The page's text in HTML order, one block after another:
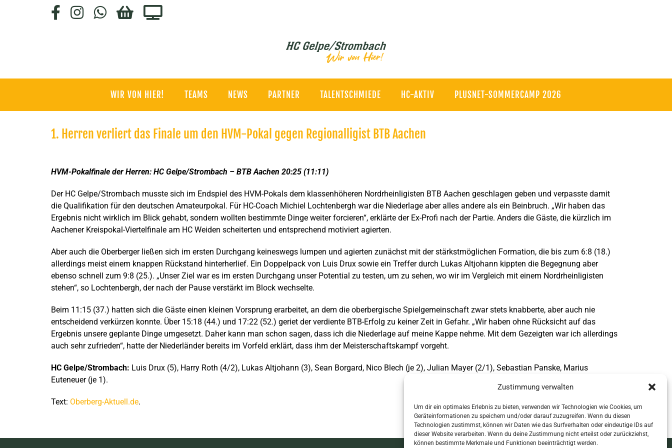
Zustimmung verwalten
Um dir ein optimales Erlebnis zu bieten, verwenden wir Technologien wie Cookies, um
Geräteinformationen zu speichern und/oder darauf zuzugreifen. Wenn du diesen
Technologien zustimmst, können wir Daten wie das Surfverhalten oder eindeutige IDs auf
dieser Website verarbeiten. Wenn du deine Zustimmung nicht erteilst oder zurückziehst,
können bestimmte Merkmale und Funktionen beeinträchtigt werden.
Facebook
Instagram
WhatsApp
HC-Staige.tv
WIR VON HIER! TEAMS NEWS PARTNER TALENTSCHMIEDE HC-AKTIV PLUSNET-SOMMERCAMP 2026
1. Herren verliert das Finale um den HVM-Pokal gegen Regionalligist BTB Aachen
grösseres
HVM-Pokalfinale der Herren: HC Gelpe/Strombach – BTB Aachen 20:25 (11:11)
Der HC Gelpe/Strombach musste sich im Endspiel des HVM-Pokals dem klassenhöheren Nordrheinligisten BTB Aachen geschlagen geben und verpasste damit
die Qualifikation für den deutschen Amateurpokal. Für HC-Coach Michiel Lochtenbergh war die Niederlage aber alles andere als ein Beinbruch. „Wir haben das
Ergebnis nicht wirklich im Blick gehabt, sondern wollten bestimmte Dinge weiter forcieren“, erklärte der Ex-Profi nach der Partie. Anders die Gäste, die kürzlich im
Aachener Kreispokal-Viertelfinale am HC Weiden scheiterten und entsprechend motiviert agierten.
Aber auch die Oberberger ließen sich im ersten Durchgang keineswegs lumpen und agierten zunächst mit der stärkstmöglichen Formation, die bis zum 6:8 (18.)
allerdings meist einem knappen Rückstand hinterherlief. Ein Doppelpack von Luis Drux sowie ein Treffer durch Lukas Altjohann kippten die Begegnung aber
ebenso schnell zum 9:8 (25.). „Unser Ziel war es im ersten Durchgang unser Potential zu testen, um zu sehen, wo wir im Vergleich mit einem Nordrheinligisten
stehen“, so Lochtenbergh, der nach der Pause verstärkt im Block wechselte.
Beim 11:15 (37.) hatten sich die Gäste einen kleinen Vorsprung erarbeitet, an dem die oberbergische Spielgemeinschaft zwar stets knabberte, aber auch nie
entscheidend verkürzen konnte. Über 15:18 (44.) und 17:22 (52.) geriet der verdiente BTB-Erfolg zu keiner Zeit in Gefahr. „Wir haben ohne Rücksicht auf das
Ergebnis unsere geplante Dinge umgesetzt. Daher kann man schon sagen, dass ich die Niederlage auf meine Kappe nehme. Mit dem Gezeigten war ich allerdings
auch sehr zufrieden“, hatte der Niederländer bereits im Vorfeld erklärt, dass ihm der Meisterschaftskampf vorgeht.
HC Gelpe/Strombach: Luis Drux (5), Harry Roth (4/2), Lukas Altjohann (3), Sean Borgard, Nico Blech (je 2), Julian Mayer (2/1), Sebastian Panske, Marius
Euteneuer (je 1).
Text: Oberberg-Aktuell.de.